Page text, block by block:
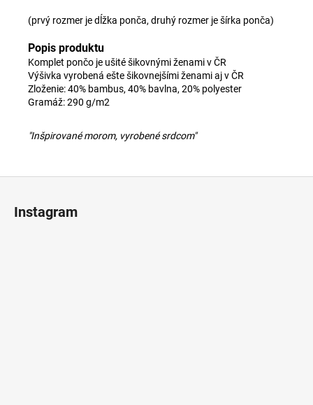
(prvý rozmer je dĺžka ponča, druhý rozmer je šírka ponča)
Popis produktu
Komplet pončo je ušité šikovnými ženami v ČR
Výšivka vyrobená ešte šikovnejšími ženami aj v ČR
Zloženie: 40% bambus, 40% bavlna, 20% polyester
Gramáž: 290 g/m2
"Inšpirované morom, vyrobené srdcom"
Instagram